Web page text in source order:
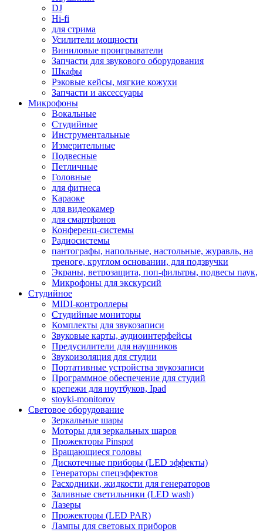
DJ
Hi-fi
для стрима
Усилители мощности
Виниловые проигрыватели
Запчасти для звукового оборудования
Шкафы
Рэковые кейсы, мягкие кожухи
Запчасти и аксессуары
Микрофоны
Вокальные
Студийные
Инструментальные
Измерительные
Подвесные
Петличные
Головные
для фитнеса
Караоке
для видеокамер
для смартфонов
Конференц-системы
Радиосистемы
пантографы, напольные, настольные, журавль, на
треноге, круглом основании, для подзвучки
Экраны, ветрозащита, поп-фильтры, подвесы паук,
Микрофоны для экскурсий
Студийное
MIDI-контроллеры
Студийные мониторы
Комплекты для звукозаписи
Звуковые карты, аудиоинтерфейсы
Предусилители для наушников
Звукоизоляция для студии
Портативные устройства звукозаписи
Программное обеспечение для студий
крепежи для ноутбуков, Ipad
stoyki-monitorov
Световое оборудование
Зеркальные шары
Моторы для зеркальных шаров
Прожекторы Pinspot
Вращающиеся головы
Дискотечные приборы (LED эффекты)
Генераторы спецэффектов
Расходники, жидкости для генераторов
Заливные светильники (LED wash)
Лазеры
Прожекторы (LED PAR)
Лампы для световых приборов